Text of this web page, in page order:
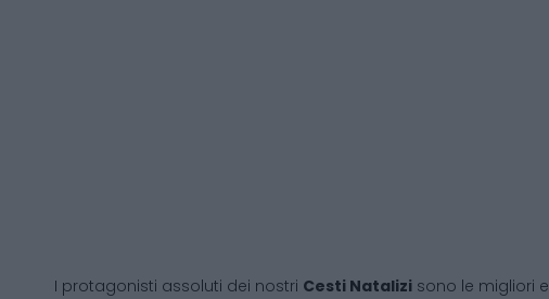
I protagonisti assoluti dei nostri Cesti Natalizi sono le migliori